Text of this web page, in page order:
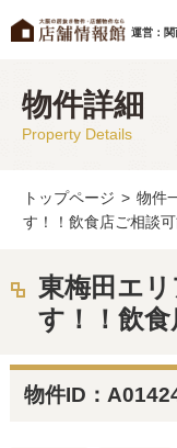
運営：関
物件詳細
Property Details
トップページ > 物件
す！！飲食店ご相談
東梅田エ
す！！飲
物件ID：